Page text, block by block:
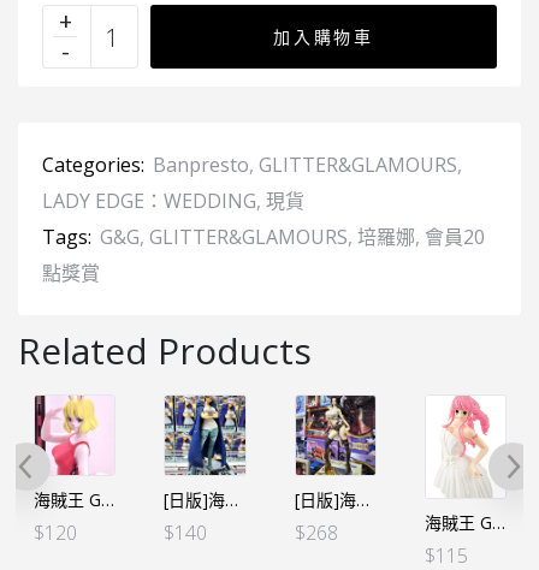
加入購物車
Categories: Banpresto, GLITTER&GLAMOURS,
LADY EDGE：WEDDING, 現貨
Tags: G&G, GLITTER&GLAMOURS, 培羅娜, 會員20
點獎賞
Related Products
海賊王 GLITTER&GLAMOURS G&G-加洛特 紅色Ｂ（行）
$120
[日版]海賊王 GLITTER&GLAMOURS G&G-羅 轉性ver.
$140
[日版]海賊王 GLITTER&GLAMOURS G&G FLAG DIAMOND SHIP BOA.HANCOCK 女帝（日版）
$268 海賊王 GLITTER&GLAMOURS G&G-LADY EDGE：WEDDING－PERHONA 培羅娜－Ⓐ 白色
$115